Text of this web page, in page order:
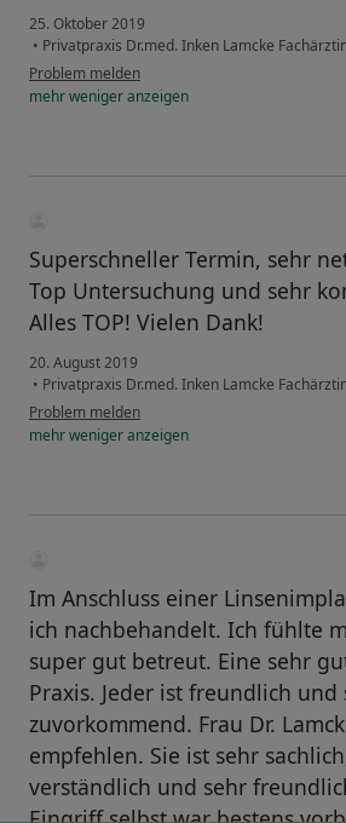
25. Oktober 2019
• Privatpraxis Dr.med. Inken Lamcke
Problem melden
mehrwenigeranzeigen
Superschneller Termin, sehr
Top Untersuchung und sehr
Alles TOP! Vielen Dank!
20. August 2019
• Privatpraxis Dr.med. Inken Lamcke
Problem melden
mehrwenigeranzeigen
Im Anschluss einer
ich nachbehandelt. Ich fühlte
super gut betreut. Eine sehr
Praxis. Jeder ist freundlich und
zuvorkommend. Frau Dr.
empfehlen. Sie ist sehr
verständlich und sehr